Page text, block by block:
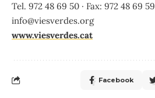
Tel. 972 48 69 50 · Fax: 972 48 69 59
info@viesverdes.org
www.viesverdes.cat
Facebook